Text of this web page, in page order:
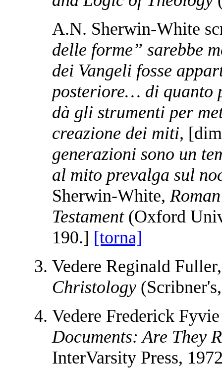
A.N. Sherwin-White
delle forme” sarebbe
dei Vangeli fosse
posteriore… di quanto
dà gli strumenti per
creazione dei miti,
generazioni sono un
al mito prevalga sul
Sherwin-White,
Testament(Oxford
190.] [torna]
Vedere Reginald
Christology
Vedere Frederick
Documents: Are They
InterVarsity Press,